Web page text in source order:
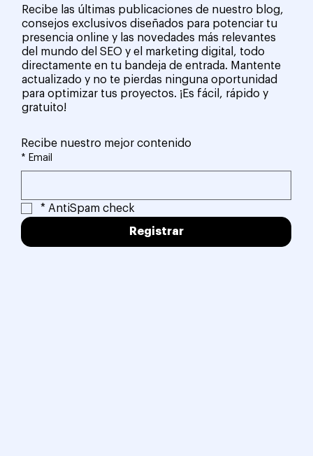
Recibe las últimas publicaciones de nuestro blog,
consejos exclusivos diseñados para potenciar tu
presencia online y las novedades más relevantes
del mundo del SEO y el marketing digital, todo
directamente en tu bandeja de entrada. Mantente
actualizado y no te pierdas ninguna oportunidad
para optimizar tus proyectos. ¡Es fácil, rápido y
gratuito!
Recibe nuestro mejor contenido
* Email
* AntiSpam check
Registrar